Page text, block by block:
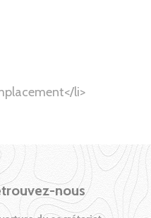
li>
nous